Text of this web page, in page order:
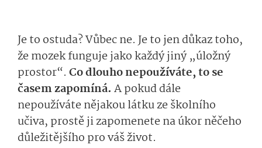
Je to ostuda? Vůbec ne. Je to jen důkaz toho,
že mozek funguje jako každý jiný „úložný
prostor“. Co dlouho nepoužíváte, to se
časem zapomíná. A pokud dále
nepoužíváte nějakou látku ze školního
učiva, prostě ji zapomenete na úkor něčeho
důležitějšího pro váš život.